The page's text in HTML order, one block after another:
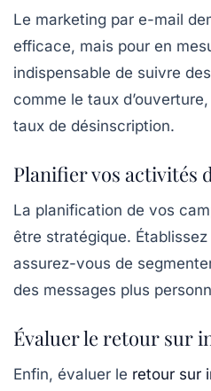
Le marketing par e-mail
efficace, mais pour en
indispensable de suivre
comme le taux d’ouverture
taux de désinscription.
Planifier vos activités
La planification de vos
être stratégique.
assurez-vous de
des messages plus
Évaluer le retour sur
Enfin, évaluer le retour sur